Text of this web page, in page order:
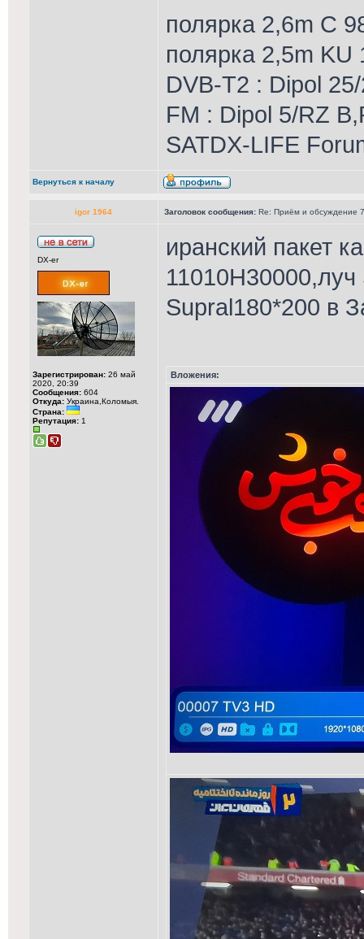
полярка 2,6m С
полярка 2,5m KU
DVB-T2 : Dipol
FM : Dipol 5/RZ
SATDX-LIFE
Вернуться к началу
igor 1964 Заголовок сообщения: Re: Приём и обсуждение
DX-er
Зарегистрирован: 26 май
2020, 20:39
Сообщения: 604
Откуда: Украина,Коломыя.
Страна:
Репутация: 1
иранский пакет
Supral180*200 в
Вложения: